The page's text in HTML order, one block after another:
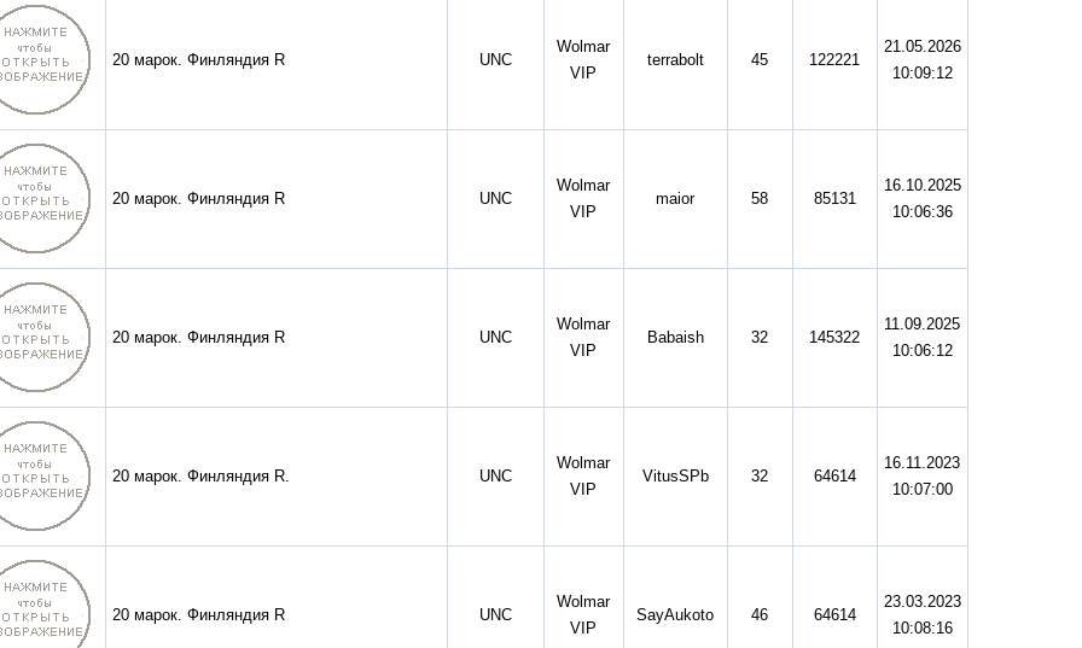
20 марок. Финляндия R UNC
Wolmar
VIP
terrabolt 45 122221
21.05.2026
10:09:12
20 марок. Финляндия R UNC
Wolmar
VIP
maior 58 85131
16.10.2025
10:06:36
20 марок. Финляндия R UNC
Wolmar
VIP
Babaish 32 145322
11.09.2025
10:06:12
20 марок. Финляндия R. UNC
Wolmar
VIP
VitusSPb 32 64614
16.11.2023
10:07:00
20 марок. Финляндия R UNC
Wolmar
VIP
SayAukoto 46 64614
23.03.2023
10:08:16